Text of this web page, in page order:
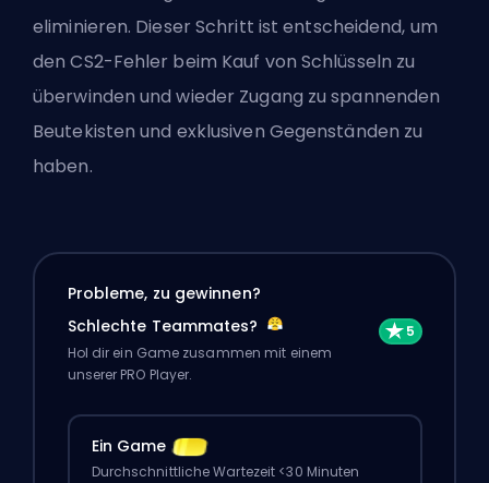
eliminieren. Dieser Schritt ist entscheidend, um
den CS2-Fehler beim Kauf von Schlüsseln zu
überwinden und wieder Zugang zu spannenden
Beutekisten und exklusiven Gegenständen zu
haben.
Probleme, zu gewinnen?
Schlechte Teammates?
Hol dir ein Game zusammen mit einem
unserer PRO Player.
Ein Game
Durchschnittliche Wartezeit <30 Minuten